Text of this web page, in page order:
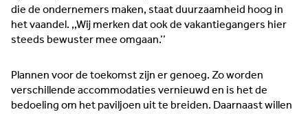
die de ondernemers maken, staat duurzaamheid hoog in
het vaandel. ,,Wij merken dat ook de vakantiegangers hier
steeds bewuster mee omgaan.’’
Plannen voor de toekomst zijn er genoeg. Zo worden
verschillende accommodaties vernieuwd en is het de
bedoeling om het paviljoen uit te breiden. Daarnaast willen
Remco van der Velde voor. De ondernemers van camping
en passantenhaven It Krúswetter in Easterlittens kijken
vooral naar hoe het wél kan — en dat doen ze met oog voor